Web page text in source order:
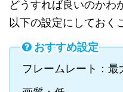
どうすれば良いのかわ
以下の設定にしておく
おすすめ設定
フレームレート：最